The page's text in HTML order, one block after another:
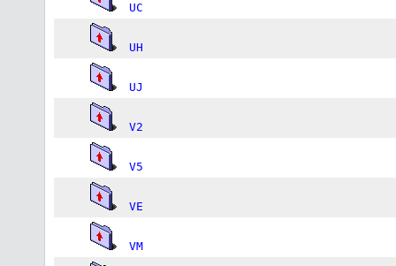
UC
UH
UJ
V2
V5
VE
VM